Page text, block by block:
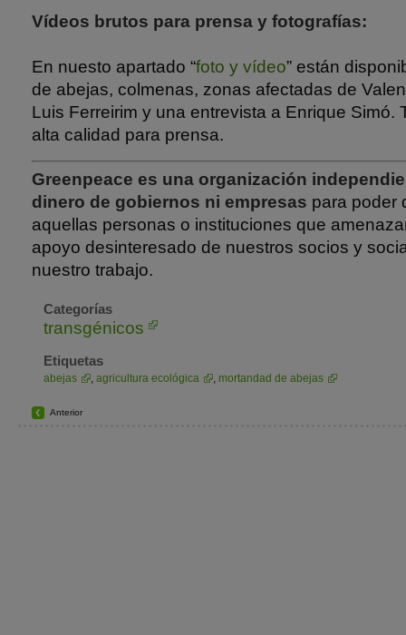
Vídeos brutos para prensa y fotografías:
En nuesto apartado “foto y vídeo” están
de abejas, colmenas, zonas afectadas de
Luis Ferreirim y una entrevista a Enrique Simó.
alta calidad para prensa.
Greenpeace es una organización
dinero de gobiernos ni empresas para poder
aquellas personas o instituciones que
apoyo desinteresado de nuestros socios y
nuestro trabajo.
Categorías
transgénicos
Etiquetas
abejas , agricultura ecológica , mortandad de abejas
Anterior